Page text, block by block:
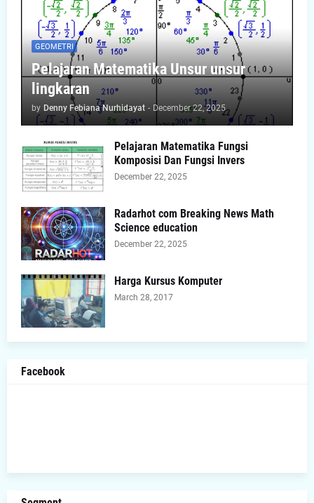
GEOMETRI
Pelajaran Matematika Unsur unsur
lingkaran
by Denny Febiana Nurhidayat - December 22, 2025
Pelajaran Matematika Fungsi
Komposisi Dan Fungsi Invers
December 22, 2025
Radarhot com Breaking News Math
Science education
December 22, 2025
Harga Kursus Komputer
March 28, 2017
Facebook